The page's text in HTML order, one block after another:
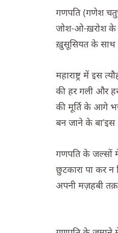
गणपति (गणेश
जोश-ओ-ख़रोश के
ख़ुसूसियत के साथ
महाराष्ट्र में इस
की हर गली और
की मूर्ति के आगे
बन जाने के
गणपति के जल्सों
छुटकारा पा कर
अपनी मज़हबी